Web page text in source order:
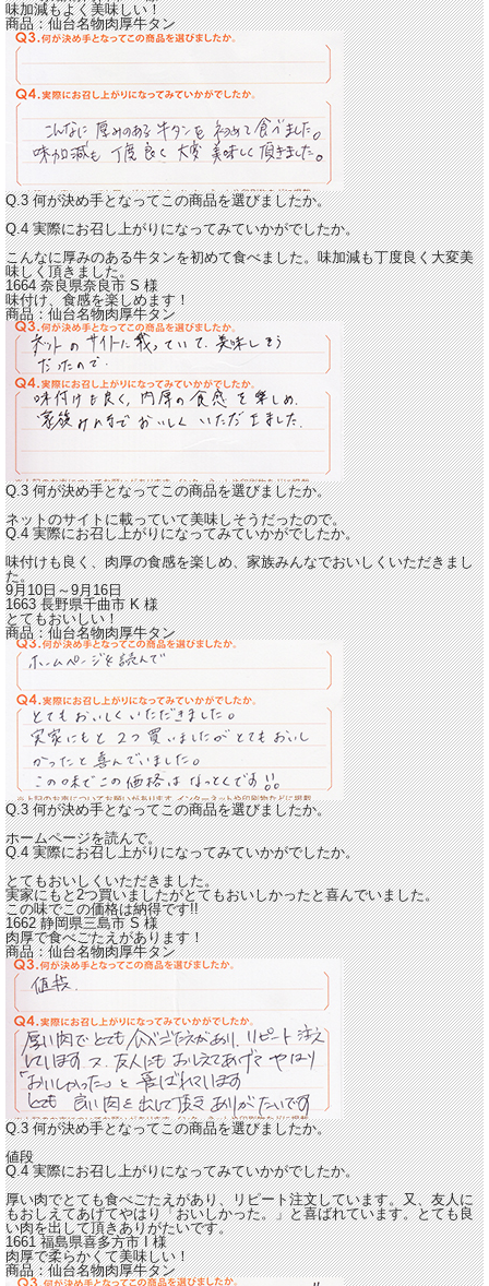
味加減もよく美味しい！
商品：仙台名物肉厚牛タン
Q.3 何が決め手となってこの商品を選びましたか。
Q.4 実際にお召し上がりになってみていかがでしたか。
こんなに厚みのある牛タンを初めて食べました。味加減も丁度良く大変美
味しく頂きました。
1664 奈良県奈良市S様
味付け、食感を楽しめます！
商品：仙台名物肉厚牛タン
Q.3 何が決め手となってこの商品を選びましたか。
ネットのサイトに載っていて美味しそうだったので。
Q.4 実際にお召し上がりになってみていかがでしたか。
味付けも良く、肉厚の食感を楽しめ、家族みんなでおいしくいただきまし
た。
9月10日～9月16日
1663 長野県千曲市K様
とてもおいしい！
商品：仙台名物肉厚牛タン
Q.3 何が決め手となってこの商品を選びましたか。
ホームページを読んで。
Q.4 実際にお召し上がりになってみていかがでしたか。
とてもおいしくいただきました。
実家にもと2つ買いましたがとてもおいしかったと喜んでいました。
この味でこの価格は納得です!!
1662 静岡県三島市S様
肉厚で食べごたえがあります！
商品：仙台名物肉厚牛タン
Q.3 何が決め手となってこの商品を選びましたか。
値段
Q.4 実際にお召し上がりになってみていかがでしたか。
厚い肉でとても食べごたえがあり、リピート注文しています。又、友人に
もおしえてあげてやはり「おいしかった。」と喜ばれています。とても良
い肉を出して頂きありがたいです。
1661 福島県喜多方市I様
肉厚で柔らかくて美味しい！
商品：仙台名物肉厚牛タン